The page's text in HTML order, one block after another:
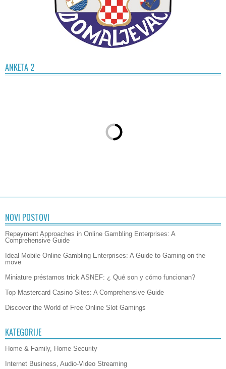
ANKETA 2
NOVI POSTOVI
Repayment Approaches in Online Gambling Enterprises: A
Comprehensive Guide
Ideal Mobile Online Gambling Enterprises: A Guide to Gaming on the
move
Miniature préstamos trick ASNEF: ¿ Qué son y cómo funcionan?
Top Mastercard Casino Sites: A Comprehensive Guide
Discover the World of Free Online Slot Gamings
KATEGORIJE
Home & Family, Home Security
Internet Business, Audio-Video Streaming